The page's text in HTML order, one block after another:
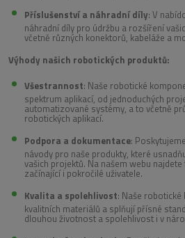
Příslušenství a náhradní díly: V
náhradní díly pro údržbu a rozšíření
včetně různých konektorů, kabeláže a
Výhody našich robotických produktů:
Všestrannost: Naše robotické
spektrum aplikací, od jednoduchých
automatizované systémy, a to včetně
robotických aplikací.
Podpora a dokumentace:
návody pro naše produkty, které
vašich projektů. Na našem webu
začínající i pokročilé uživatele.
Kvalita a spolehlivost: Naše
kvalitních materiálů a splňují přísné
dlouhou životnost a spolehlivost i v